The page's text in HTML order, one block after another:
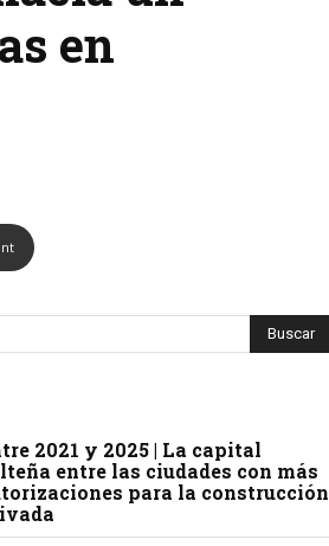
en
2021 y 2025 | La capital
entre las ciudades con más
para la construcción